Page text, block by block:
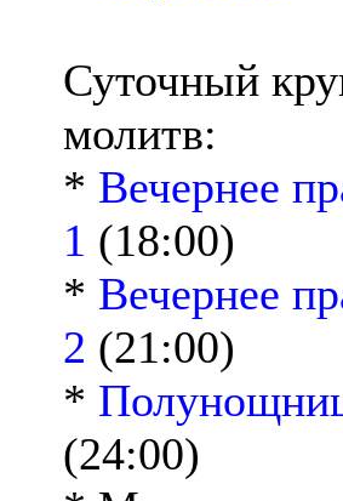
Суточный
молитв:
* Вечернее
1 (18:00)
* Вечернее
2 (21:00)
*
(24:00)